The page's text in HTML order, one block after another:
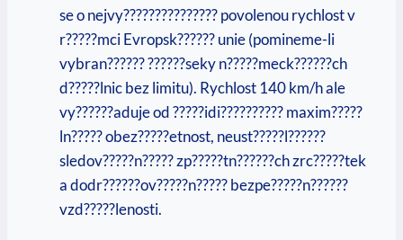
se o nejvy??????????????? povolenou rychlost v
r?????mci Evropsk?????? unie (pomineme-li
vybran?????? ??????seky n?????meck??????ch
d?????lnic bez limitu). Rychlost 140 km/h ale
vy??????aduje od ?????idi?????????? maxim?????
ln????? obez?????etnost, neust?????l??????
sledov?????n????? zp?????tn??????ch zrc?????tek
a dodr??????ov?????n????? bezpe?????n??????
vzd?????lenosti.